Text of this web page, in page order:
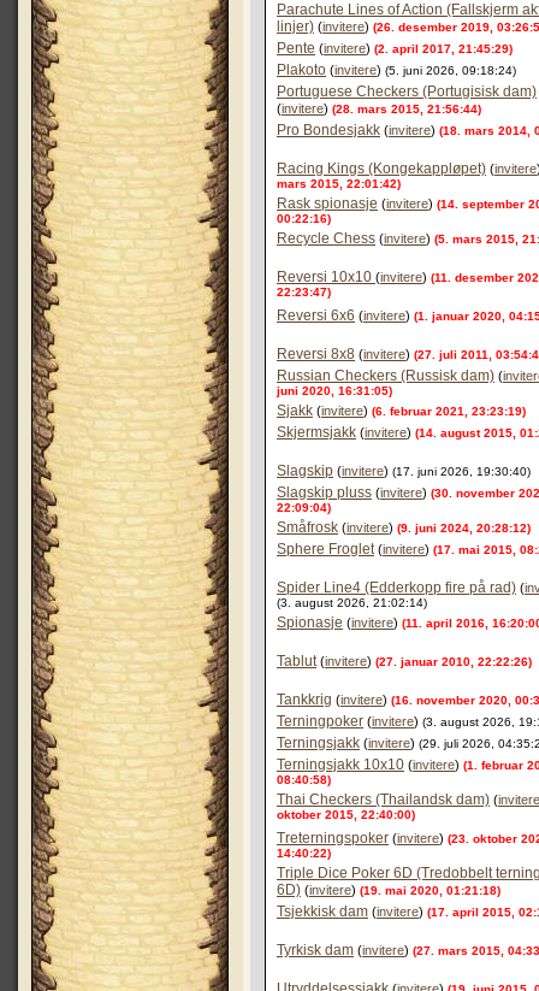
Parachute Lines of Action (Fallskjerm
linjer) (invitere) (26. desember 2019,
Pente (invitere) (2. april 2017, 21:45:29)
Plakoto (invitere) (5. juni 2026, 09:18:24)
Portuguese Checkers (Portugisisk dam)
(invitere) (28. mars 2015, 21:56:44)
Pro Bondesjakk (invitere) (18. mars 2014,
Racing Kings (Kongekappløpet) (invitere
mars 2015, 22:01:42)
Rask spionasje (invitere) (14. september
00:22:16)
Recycle Chess (invitere) (5. mars 2015,
Reversi 10x10 (invitere) (11. desember
22:23:47)
Reversi 6x6 (invitere) (1. januar 2020,
Reversi 8x8 (invitere) (27. juli 2011,
Russian Checkers (Russisk dam) (
juni 2020, 16:31:05)
Sjakk (invitere) (6. februar 2021, 23:23:19)
Skjermsjakk (invitere) (14. august 2015,
Slagskip (invitere) (17. juni 2026, 19:30:40)
Slagskip pluss (invitere) (30. november
22:09:04)
Småfrosk (invitere) (9. juni 2024, 20:28:12)
Sphere Froglet (invitere) (17. mai 2015,
Spider Line4 (Edderkopp fire på rad) (
(3. august 2026, 21:02:14)
Spionasje (invitere) (11. april 2016,
Tablut (invitere) (27. januar 2010, 22:22:26)
Tankkrig (invitere) (16. november 2020,
Terningpoker (invitere) (3. august 2026,
Terningsjakk (invitere) (29. juli 2026,
Terningsjakk 10x10 (invitere) (1. februar
08:40:58)
Thai Checkers (Thailandsk dam) (invitere
oktober 2015, 22:40:00)
Treterningspoker (invitere) (23. oktober
14:40:22)
Triple Dice Poker 6D (Tredobbelt
6D) (invitere) (19. mai 2020, 01:21:18)
Tsjekkisk dam (invitere) (17. april 2015,
Tyrkisk dam (invitere) (27. mars 2015,